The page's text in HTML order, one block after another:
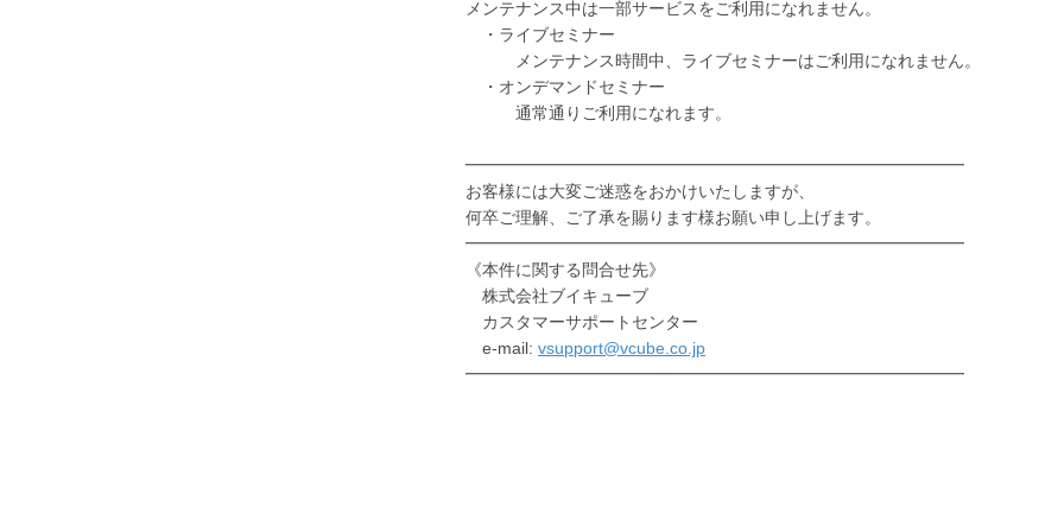
メンテナンス中は一部サービスをご利用になれません。
・ライブセミナー
メンテナンス時間中、ライブセミナーはご利用になれません。
・オンデマンドセミナー
通常通りご利用になれます。
━━━━━━━━━━━━━━━━━━━━━━━━━━━━━━
お客様には大変ご迷惑をおかけいたしますが、
何卒ご理解、ご了承を賜ります様お願い申し上げます。
━━━━━━━━━━━━━━━━━━━━━━━━━━━━━━
《本件に関する問合せ先》
株式会社ブイキューブ
カスタマーサポートセンター
e-mail: vsupport@vcube.co.jp
━━━━━━━━━━━━━━━━━━━━━━━━━━━━━━